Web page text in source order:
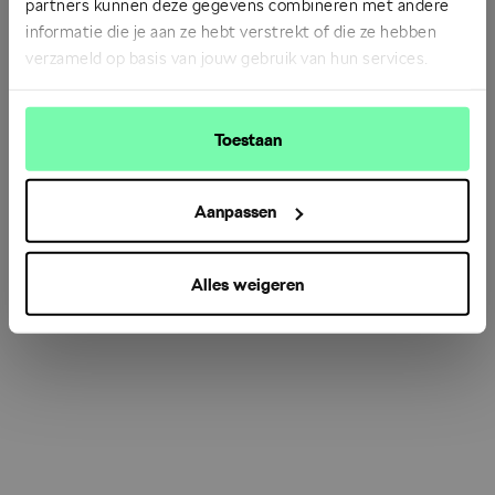
partners kunnen deze gegevens combineren met andere
informatie die je aan ze hebt verstrekt of die ze hebben
verzameld op basis van jouw gebruik van hun services.
Toestaan
Aanpassen
Alles weigeren